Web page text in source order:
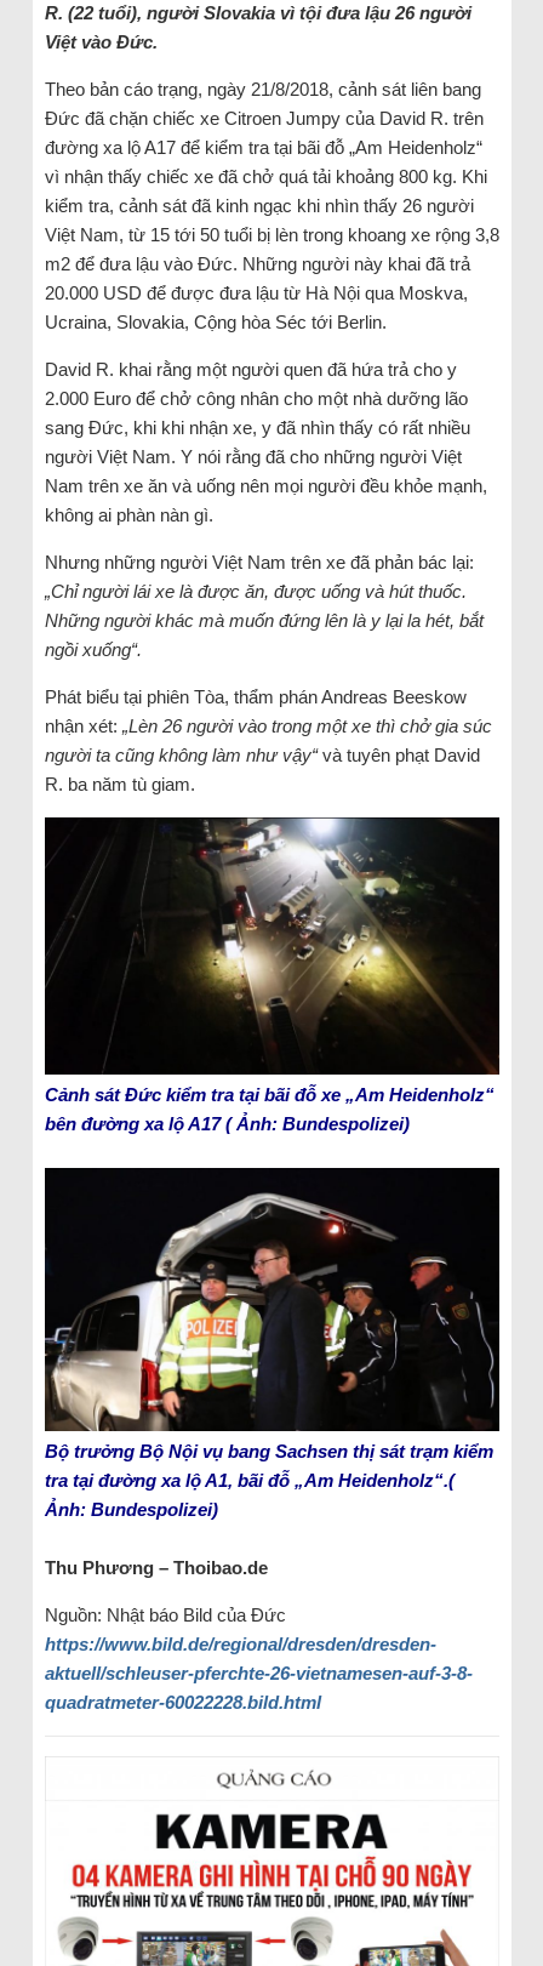
R. (22 tuổi), người Slovakia vì tội đưa lậu 26 người
Việt vào Đức.
Theo bản cáo trạng, ngày 21/8/2018, cảnh sát liên bang
Đức đã chặn chiếc xe Citroen Jumpy của David R. trên
đường xa lộ A17 để kiểm tra tại bãi đỗ „Am Heidenholz“
vì nhận thấy chiếc xe đã chở quá tải khoảng 800 kg. Khi
kiểm tra, cảnh sát đã kinh ngạc khi nhìn thấy 26 người
Việt Nam, từ 15 tới 50 tuổi bị lèn trong khoang xe rộng 3,8
m2 để đưa lậu vào Đức. Những người này khai đã trả
20.000 USD để được đưa lậu từ Hà Nội qua Moskva,
Ucraina, Slovakia, Cộng hòa Séc tới Berlin.
David R. khai rằng một người quen đã hứa trả cho y
2.000 Euro để chở công nhân cho một nhà dưỡng lão
sang Đức, khi khi nhận xe, y đã nhìn thấy có rất nhiều
người Việt Nam. Y nói rằng đã cho những người Việt
Nam trên xe ăn và uống nên mọi người đều khỏe mạnh,
không ai phàn nàn gì.
Nhưng những người Việt Nam trên xe đã phản bác lại:
„Chỉ người lái xe là được ăn, được uống và hút thuốc.
Những người khác mà muốn đứng lên là y lại la hét, bắt
ngồi xuống“.
Phát biểu tại phiên Tòa, thẩm phán Andreas Beeskow
nhận xét: „Lèn 26 người vào trong một xe thì chở gia súc
người ta cũng không làm như vậy“và tuyên phạt David
R. ba năm tù giam.
Cảnh sát Đức kiểm tra tại bãi đỗ xe „Am Heidenholz“
bên đường xa lộ A17 ( Ảnh: Bundespolizei)
Bộ trưởng Bộ Nội vụ bang Sachsen thị sát trạm kiểm
tra tại đường xa lộ A1, bãi đỗ „Am Heidenholz“.(
Ảnh: Bundespolizei)
Thu Phương – Thoibao.de
Nguồn: Nhật báo Bild của Đức
https://www.bild.de/regional/dresden/dresden-
aktuell/schleuser-pferchte-26-vietnamesen-auf-3-8-
quadratmeter-60022228.bild.html